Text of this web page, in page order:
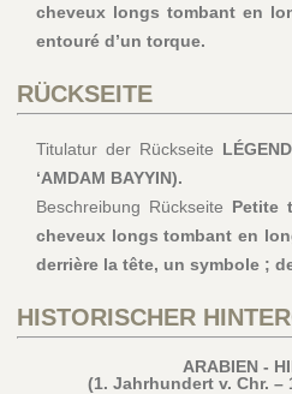
cheveux longs tombant en
entouré d’un torque.
RÜCKSEITE
Titulatur der Rückseite
‘AMDAM BAYYIN).
Beschreibung Rückseite Petite
cheveux longs tombant en
derrière la tête, un symbole ;
HISTORISCHER
ARABIEN -
(1. Jahrhundert v. Chr. –